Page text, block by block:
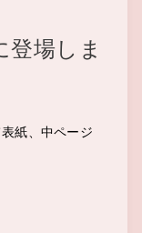
登場しま
紙、中ページ